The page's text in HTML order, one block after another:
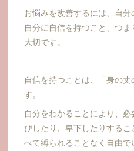
お悩みを改善するには、自
自分に自信を持つこと、つ
大切です。
自信を持つことは、「身の
す。
自分をわかることにより、
びしたり、卑下したりする
べて縛られることなく自由で